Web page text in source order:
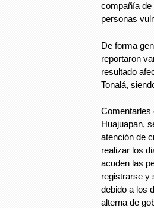
compañía de
personas
De forma
reportaron
resultado
Tonalá,
Comentarles
Huajuapan,
atención de
realizar los
acuden las
registrarse y
debido a los
alterna de